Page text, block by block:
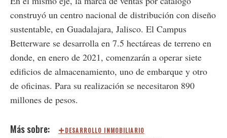
construyó un centro nacional de distribución con diseño
sustentable, en Guadalajara, Jalisco. El Campus
Betterware se desarrolla en 7.5 hectáreas de terreno en
donde, en enero de 2021, comenzarán a operar siete
edificios de almacenamiento, uno de embarque y otro
de oficinas. Para su realización se necesitaron 890
millones de pesos.
DESARROLLO INMOBILIARIO